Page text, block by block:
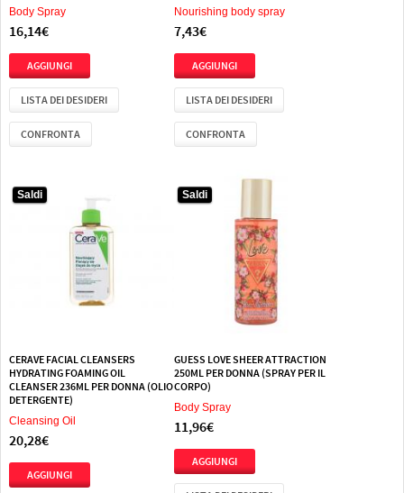
Body Spray
16,14€
LISTA DEI DESIDERI
CONFRONTA
Nourishing body spray
7,43€
LISTA DEI DESIDERI
CONFRONTA
Saldi
CERAVE FACIAL CLEANSERS
HYDRATING FOAMING OIL
CLEANSER 236ML PER DONNA (OLIO
DETERGENTE)
Cleansing Oil
20,28€
Saldi
GUESS LOVE SHEER ATTRACTION
250ML PER DONNA (SPRAY PER IL
CORPO)
Body Spray
11,96€